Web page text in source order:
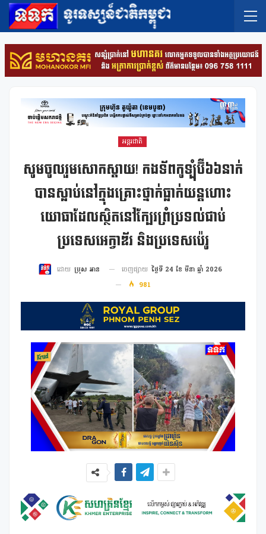
អន្តរជាតិ
សូមចូលរួមសោកស្តាយ! កងទ័ពកូឡុំប៊ី៦៦នាក់
បានស្លាប់នៅក្នុងគ្រោះថ្នាក់ធ្លាក់យន្តហោះ
យោធាដែលស្ថិតនៅក្បែរព្រំប្រទល់ជាប់
ប្រទេសអេក្វាឌ័រ និងប្រទេសប៉េរូ
ដោយ ប្រុស អាន ចេញផ្សាយ ថ្ងៃទី 24 ខែ មីនា ឆ្នាំ 2026
981